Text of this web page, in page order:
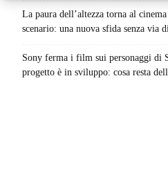
La paura dell’altezza torna al
scenario: una nuova sfida senza via
Sony ferma i film sui personaggi di
progetto è in sviluppo: cosa resta